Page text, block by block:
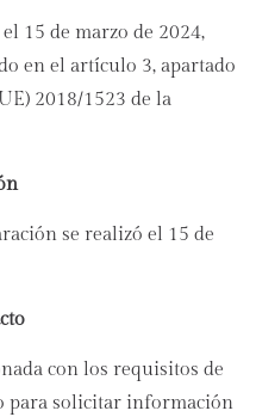
15 de marzo de 2024,
en el artículo 3, apartado
2018/1523 de la
se realizó el 15 de
con los requisitos de
para solicitar información